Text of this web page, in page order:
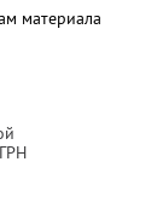
материала